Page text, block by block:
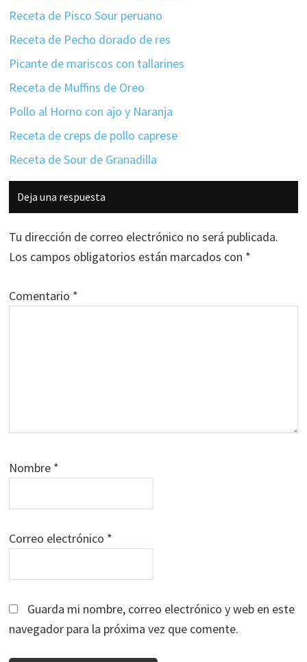
Receta de Pisco Sour peruano
Receta de Pecho dorado de res
Picante de mariscos con tallarines
Receta de Muffins de Oreo
Pollo al Horno con ajo y Naranja
Receta de creps de pollo caprese
Receta de Sour de Granadilla
Interacciones
con
los
lectores
Deja una respuesta
Tu dirección de correo electrónico no será publicada.
Los campos obligatorios están marcados con *
Comentario *
Nombre *
Correo electrónico *
Guarda mi nombre, correo electrónico y web en este
navegador para la próxima vez que comente.